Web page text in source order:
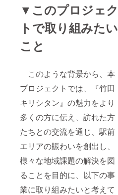
▼このプロジェク
トで取り組みたい
こと
このような背景から、本
プロジェクトでは、『竹田
キリシタン』の魅力をより
多くの方に伝え、訪れた方
たちとの交流を通じ、駅前
エリアの賑わいを創出し、
様々な地域課題の解決を図
ることを目的に、以下の事
業に取り組みたいと考えて